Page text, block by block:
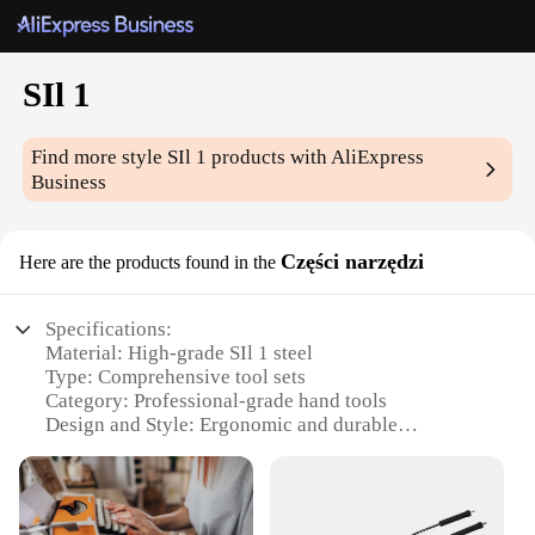
SIl 1
Find more style SIl 1 products with AliExpress
Business
Here are the products found in the Części narzędzi
Specifications:
Material: High-grade SIl 1 steel
Type: Comprehensive tool sets
Category: Professional-grade hand tools
Design and Style: Ergonomic and durable
Performance and Property: Precision-engineered for
reliability
Parts and Accessories: Includes a variety of